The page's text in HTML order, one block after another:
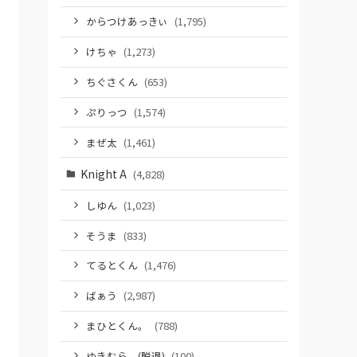
からつけあっきぃ (1,795)
けちゃ (1,273)
ちぐさくん (653)
ぷりっつ (1,574)
まぜ太 (1,461)
Knight A (4,828)
しゆん (1,023)
そうま (833)
てるとくん (1,476)
ばぁう (2,987)
まひとくん。
(788)